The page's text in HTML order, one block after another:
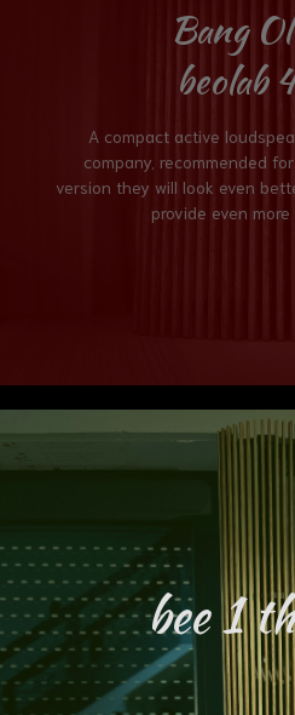
Bang
beolab
A compact active
company, recommended
version they will look even
provide even more
bee 1